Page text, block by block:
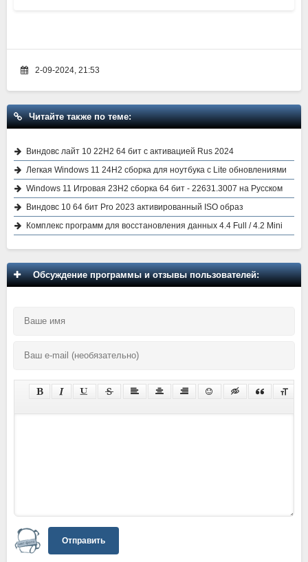
2-09-2024, 21:53
Читайте также по теме:
Виндовс лайт 10 22H2 64 бит с активацией Rus 2024
Легкая Windows 11 24H2 сборка для ноутбука с Lite обновлениями
Windows 11 Игровая 23H2 сборка 64 бит - 22631.3007 на Русском
Виндовс 10 64 бит Pro 2023 активированный ISO образ
Комплекс программ для восстановления данных 4.4 Full / 4.2 Mini
Обсуждение программы и отзывы пользователей:
Отправить